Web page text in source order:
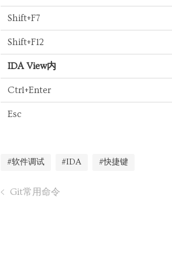
Shift+F7
Shift+F12
IDA View内
Ctrl+Enter
Esc
#软件调试 #IDA #快捷键
Git常用命令